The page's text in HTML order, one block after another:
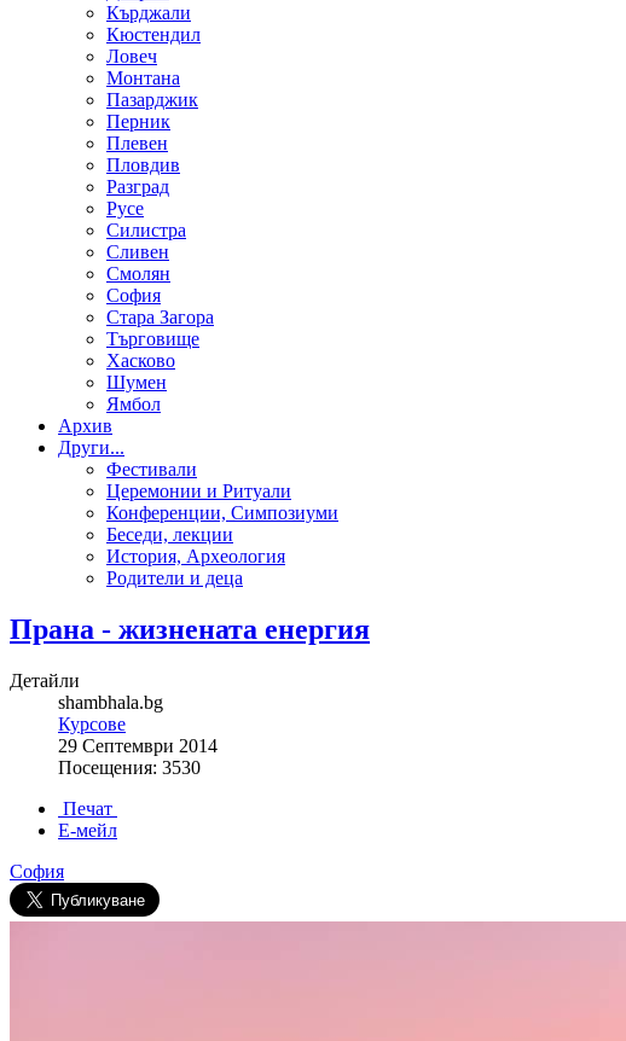
Кърджали
Кюстендил
Ловеч
Монтана
Пазарджик
Перник
Плевен
Пловдив
Разград
Русе
Силистра
Сливен
Смолян
София
Стара Загора
Търговище
Хасково
Шумен
Ямбол
Aрхив
Други...
Фестивали
Церемонии и Ритуали
Конференции, Симпозиуми
Беседи, лекции
История, Археология
Родители и деца
Прана - жизнената енергия
Детайли
shambhala.bg
Курсове
29 Септември 2014
Посещения: 3530
Печат
Е-мейл
София